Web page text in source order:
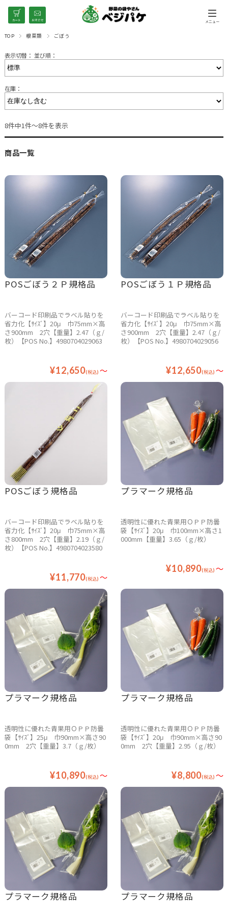
TOP 根菜類 ごぼう
表示切替： 並び順：
在庫：
8件中1件～8件を表示
商品一覧
POSごぼう２Ｐ規格品
¥12,650(税込) ～
バーコード印刷品でラベル貼りを
省力化【ｻｲｽﾞ】20μ 巾75mm×高
さ900mm 2穴【重量】2.47（ｇ/
枚）【POS No.】4980704029063
POSごぼう１Ｐ規格品
¥12,650(税込) ～
バーコード印刷品でラベル貼りを
省力化【ｻｲｽﾞ】20μ 巾75mm×高
さ900mm 2穴【重量】2.47（ｇ/
枚）【POS No.】4980704029056
POSごぼう規格品
¥11,770(税込) ～
バーコード印刷品でラベル貼りを
省力化【ｻｲｽﾞ】20μ 巾75mm×高
さ800mm 2穴【重量】2.19（ｇ/
枚）【POS No.】4980704023580
プラマーク規格品
¥10,890(税込) ～
透明性に優れた青果用ＯＰＰ防曇
袋【ｻｲｽﾞ】20μ 巾100mm×高さ1
000mm【重量】3.65（ｇ/枚）
プラマーク規格品
¥10,890(税込) ～
透明性に優れた青果用ＯＰＰ防曇
袋【ｻｲｽﾞ】25μ 巾90mm×高さ90
0mm 2穴【重量】3.7（ｇ/枚）
プラマーク規格品
¥8,800(税込) ～
透明性に優れた青果用ＯＰＰ防曇
袋【ｻｲｽﾞ】20μ 巾90mm×高さ90
0mm 2穴【重量】2.95（ｇ/枚）
プラマーク規格品 プラマーク規格品